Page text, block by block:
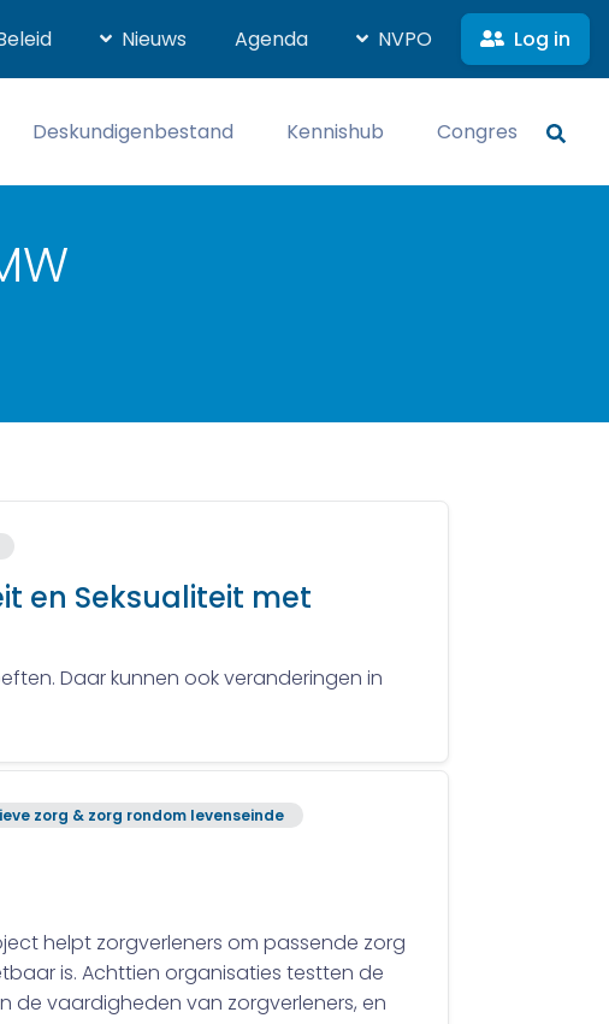
Nieuws Agenda NVPO Log in
Deskundigenbestand Kennishub Congres
en Seksualiteit met
Daar kunnen ook veranderingen in
zorg & zorg rondom levenseinde
helpt zorgverleners om passende zorg
is. Achttien organisaties testten de
de vaardigheden van zorgverleners, en